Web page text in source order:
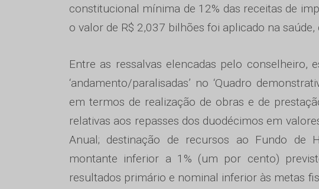
constitucional mínima de 12% das receitas de
o valor de R$ 2,037 bilhões foi aplicado na
Entre as ressalvas elencadas pelo conselheiro,
‘andamento/paralisadas’ no ‘Quadro
em termos de realização de obras e de
relativas aos repasses dos duodécimos em
Anual; destinação de recursos ao Fundo de
montante inferior a 1% (um por cento)
resultados primário e nominal inferior às metas